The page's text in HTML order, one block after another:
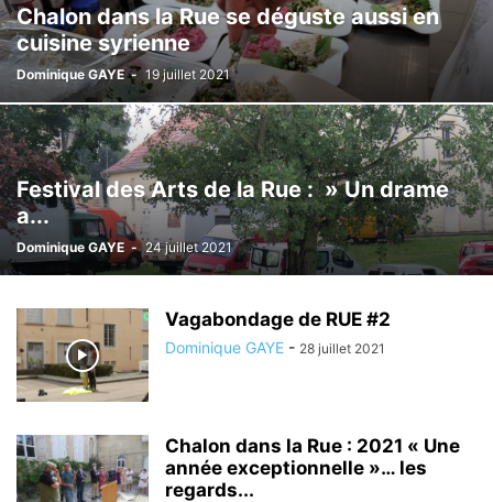
FOOTBALL GASTRONOMIE GENDARMERIE GUERRE HANDICAP
HISTOIRE HOMMAGE IMMIGRATION INFORMATIQUE INFOS TYPO
INTERNATIONAL JEU JEUNESSE JUSTICE L'ACTU PAR LA PHOTO
L'INFO PAR LES MOTS LA PAROLE EST À VOUS LDH LE JT
LÉGISLATIVES LES EVÉNEMENTS LES INTERVIEWS D'ANTHONY
LIBERTÉ LOI LOISIRS MANIFESTATION MÉDICAL
MUNICIPALES NATURE NOËL NON CLASSÉ OCCUPONS
ORIENT PARLONS CHALON PAROLES DE CÉLÉBRITÉS PATRIMOINE
PCF PÊCHE PHILOSOPHIE POLICE POLITICS POLITIQUE
PORTRAIT PRATIQUE/SORTIE PRÉSIDENTIELLES PRESSE
Chalon dans la Rue se déguste aussi en
cuisine syrienne
Dominique GAYE - 19 juillet 2021
Festival des Arts de la Rue : » Un drame
a...
Dominique GAYE - 24 juillet 2021
Vagabondage de RUE #2
Dominique GAYE - 28 juillet 2021
Chalon dans la Rue : 2021 « Une
année exceptionnelle »… les
regards...